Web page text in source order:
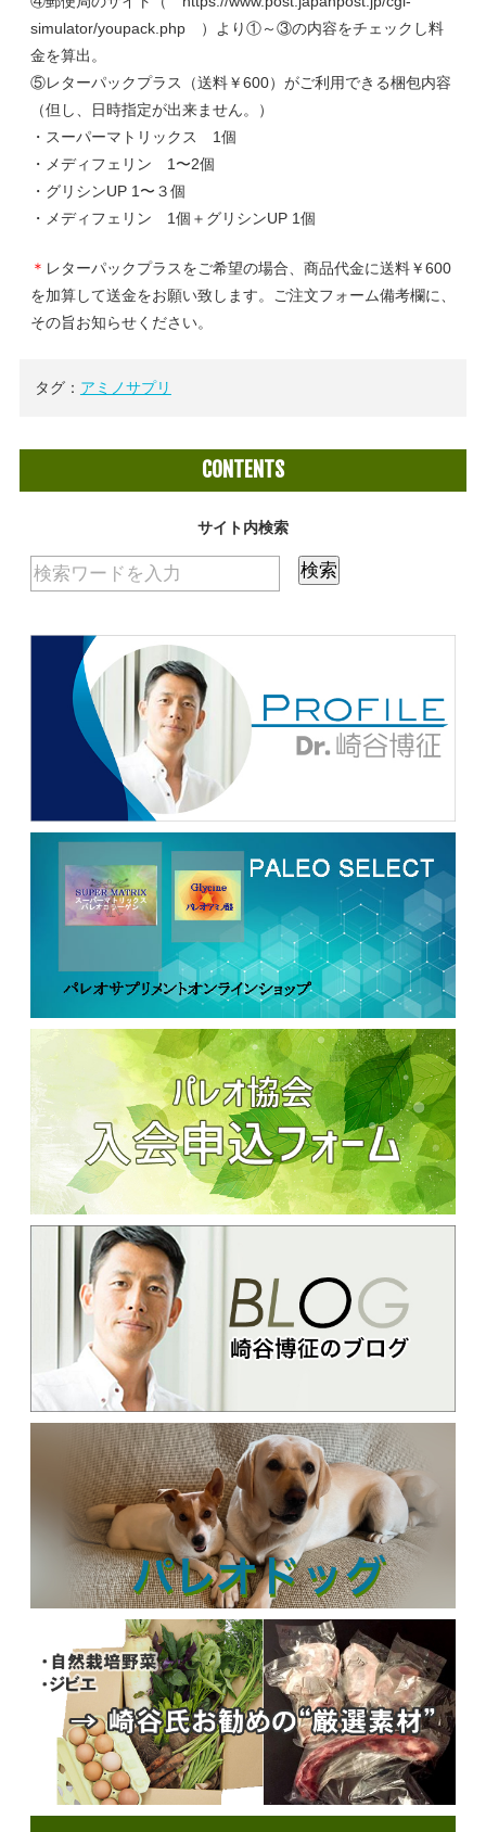
simulator/youpack.php ）より①～③の内容をチェックし料
金を算出。
⑤レターパックプラス（送料￥600）がご利用できる梱包内容
（但し、日時指定が出来ません。）
・スーパーマトリックス 1個
・メディフェリン 1〜2個
・グリシンUP 1〜３個
・メディフェリン 1個＋グリシンUP 1個
＊ レターパックプラスをご希望の場合、商品代金に送料￥600
を加算して送金をお願い致します。ご注文フォーム備考欄に、
その旨お知らせください。
タグ： アミノサプリ
CONTENTS
サイト内検索